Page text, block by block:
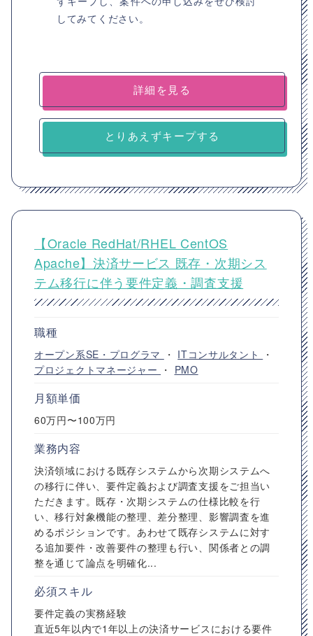
してみてください。
詳細を見る
とりあえずキープする
【Oracle RedHat/RHEL CentOS
Apache】決済サービス 既存・次期シス
テム移行に伴う要件定義・調査支援
職種
オープン系SE・プログラマ ・ ITコンサルタント
・
プロジェクトマネージャー ・ PMO
月額単価
60万円〜100万円
業務内容
決済領域における既存システムから次期システムへ
の移行に伴い、要件定義および調査支援をご担当い
ただきます。既存・次期システムの仕様比較を行
い、移行対象機能の整理、差分整理、影響調査を進
めるポジションです。あわせて既存システムに対す
る追加要件・改善要件の整理も行い、関係者との調
整を通じて論点を明確化...
必須スキル
要件定義の実務経験
直近5年以内で1年以上の決済サービスにおける要件